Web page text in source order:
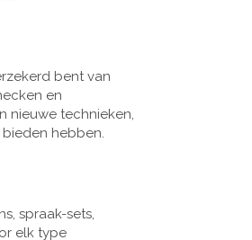
bent van
en
nieuwe technieken,
hebben.
spraak-sets,
elk type